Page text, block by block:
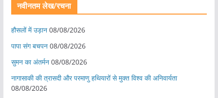
नवीनतम लेख/रचना
हौसलों में उड़ान 08/08/2026
पापा संग बचपन 08/08/2026
सुमन का अंतर्मन 08/08/2026
नागासाकी की त्रासदी और परमाणु हथियारों से मुक्त विश्व की अनिवार्यता
08/08/2026